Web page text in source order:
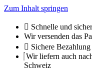
Zum Inhalt springen
Schnelle und
Wir versenden das
Sichere Bezahlung
Wir liefern auch
Schweiz